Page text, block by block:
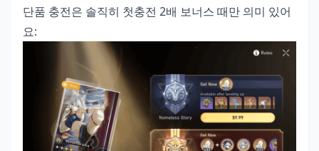
단품 충전은 솔직히 첫충전 2배 보너스 때만 의미 있어
요: